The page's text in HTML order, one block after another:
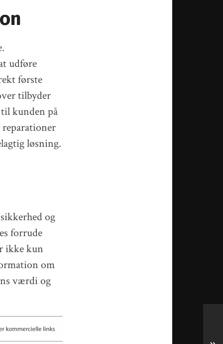
udføre
første
tilbyder
kunden på
løsning.
og
forrude
ikke kun
om
værdi og